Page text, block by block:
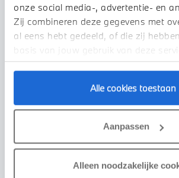
onze social media-, advertentie- en
Zij combineren deze gegevens met
al eens hebt gedeeld, of die zij
basis van jouw gebruik van deze
Alle cookies toestaan
Aanpassen
Alleen noodzakelijke
BMW7 Serie
€ 1.068 p/m